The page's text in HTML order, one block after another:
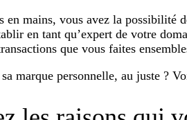
en mains, vous avez la possibilité
en tant qu’expert de votre
que vous faites
marque personnelle, au juste ?